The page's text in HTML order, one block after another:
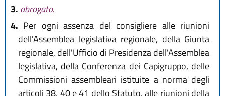
3. abrogato.
4. Per ogni assenza del consigliere alle riunioni
dell'Assemblea legislativa regionale, della Giunta
regionale, dell'Ufficio di Presidenza dell'Assemblea
legislativa, della Conferenza dei Capigruppo, delle
Commissioni assembleari istituite a norma degli
articoli 38, 40 e 41 dello Statuto, alle riunioni della